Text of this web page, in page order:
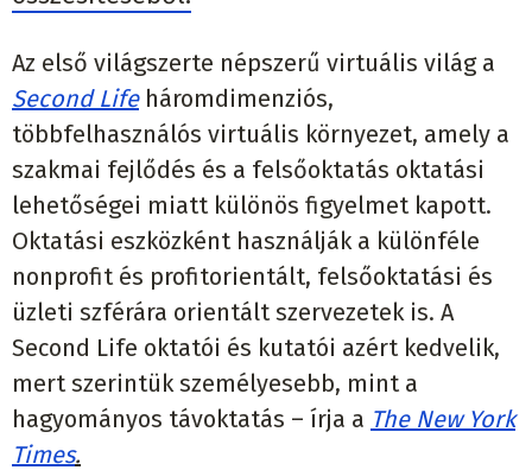
Az első világszerte népszerű virtuális világ a
Second Lifeháromdimenziós,
többfelhasználós virtuális környezet, amely a
szakmai fejlődés és a felsőoktatás oktatási
lehetőségei miatt különös figyelmet kapott.
Oktatási eszközként használják a különféle
nonprofit és profitorientált, felsőoktatási és
üzleti szférára orientált szervezetek is. A
Second Life oktatói és kutatói azért kedvelik,
mert szerintük személyesebb, mint a
hagyományos távoktatás – írja a The New York
Times.